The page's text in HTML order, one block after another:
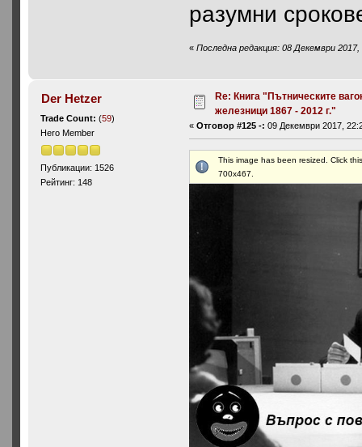
разумни
«Последна редакция: 08 Декември
Der Hetzer
Trade Count:(59)
Hero Member
Публикации: 1526
Рейтинг: 148
Re: Книга "Пътническите
железници 1867 - 2012 г."
«Отговор #125 -: 09 Декември 2017,
This image has been resized. Click
700x467.